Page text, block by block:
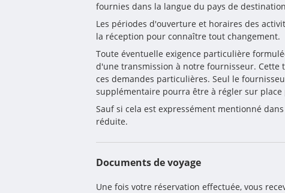
fournies dans la langue du pays de
Les périodes d'ouverture et horaires des
la réception pour connaître tout changement.
Toute éventuelle exigence particulière
d'une transmission à notre fournisseur. Cette
ces demandes particulières. Seul le
supplémentaire pourra être à régler sur place
Sauf si cela est expressément mentionné
réduite.
Documents de voyage
Une fois votre réservation effectuée, vous